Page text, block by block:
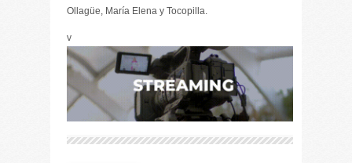
Ollagüe, María Elena y Tocopilla.
v